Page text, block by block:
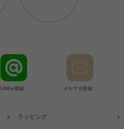
LINE@登録 メルマガ登録
ラッピング